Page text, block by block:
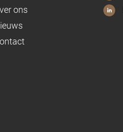
ons